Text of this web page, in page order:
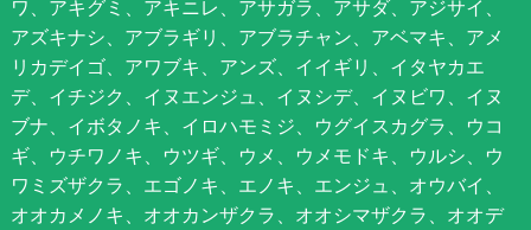
ワ、アキグミ、アキニレ、アサガラ、アサダ、アジサイ、
アズキナシ、アブラギリ、アブラチャン、アベマキ、アメ
リカデイゴ、アワブキ、アンズ、イイギリ、イタヤカエ
デ、イチジク、イヌエンジュ、イヌシデ、イヌビワ、イヌ
ブナ、イボタノキ、イロハモミジ、ウグイスカグラ、ウコ
ギ、ウチワノキ、ウツギ、ウメ、ウメモドキ、ウルシ、ウ
ワミズザクラ、エゴノキ、エノキ、エンジュ、オウバイ、
オオカメノキ、オオカンザクラ、オオシマザクラ、オオデ